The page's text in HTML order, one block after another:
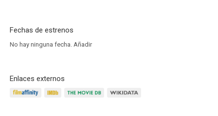
Fechas de estrenos
No hay ninguna fecha. Añadir
Enlaces externos